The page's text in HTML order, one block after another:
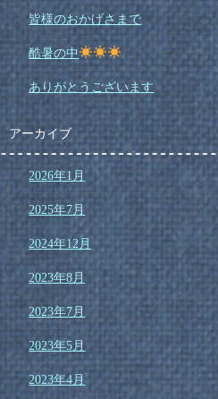
皆様のおかげさまで
酷暑の中
ありがとうございます
アーカイブ
2026年1月
2025年7月
2024年12月
2023年8月
2023年7月
2023年5月
2023年4月